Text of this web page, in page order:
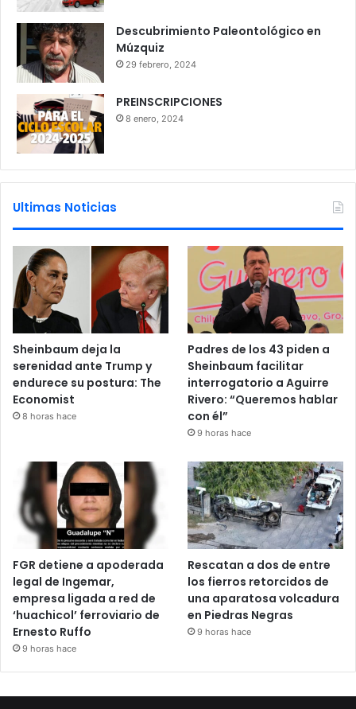
Descubrimiento Paleontológico en
Múzquiz
29 febrero, 2024
PREINSCRIPCIONES
8 enero, 2024
Ultimas Noticias
Sheinbaum deja la
serenidad ante Trump y
endurece su postura: The
Economist
8 horas hace
Padres de los 43 piden a
Sheinbaum facilitar
interrogatorio a Aguirre
Rivero: “Queremos hablar
con él”
9 horas hace
FGR detiene a apoderada
legal de Ingemar,
empresa ligada a red de
‘huachicol’ ferroviario de
Ernesto Ruffo
9 horas hace
Rescatan a dos de entre
los fierros retorcidos de
una aparatosa volcadura
en Piedras Negras
9 horas hace